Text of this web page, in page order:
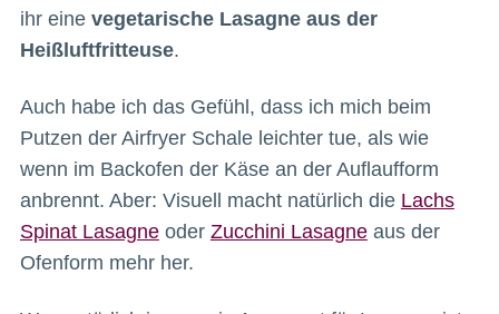
ihr einevegetarische Lasagne aus der
Heißluftfritteuse.
Auch habe ich das Gefühl, dass ich mich beim
Putzen der Airfryer Schale leichter tue, als wie
wenn im Backofen der Käse an der Auflaufform
anbrennt. Aber: Visuell macht natürlich die Lachs
Spinat Lasagneoder Zucchini Lasagneaus der
Ofenform mehr her.